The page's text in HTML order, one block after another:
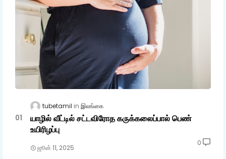
tubetamil இலங்கை
யாழில் வீட்டில் சட்டவிரோத கருக்கலைப்பால் பெண்
உயிரிழப்பு
ஜூன் 11, 2025
0